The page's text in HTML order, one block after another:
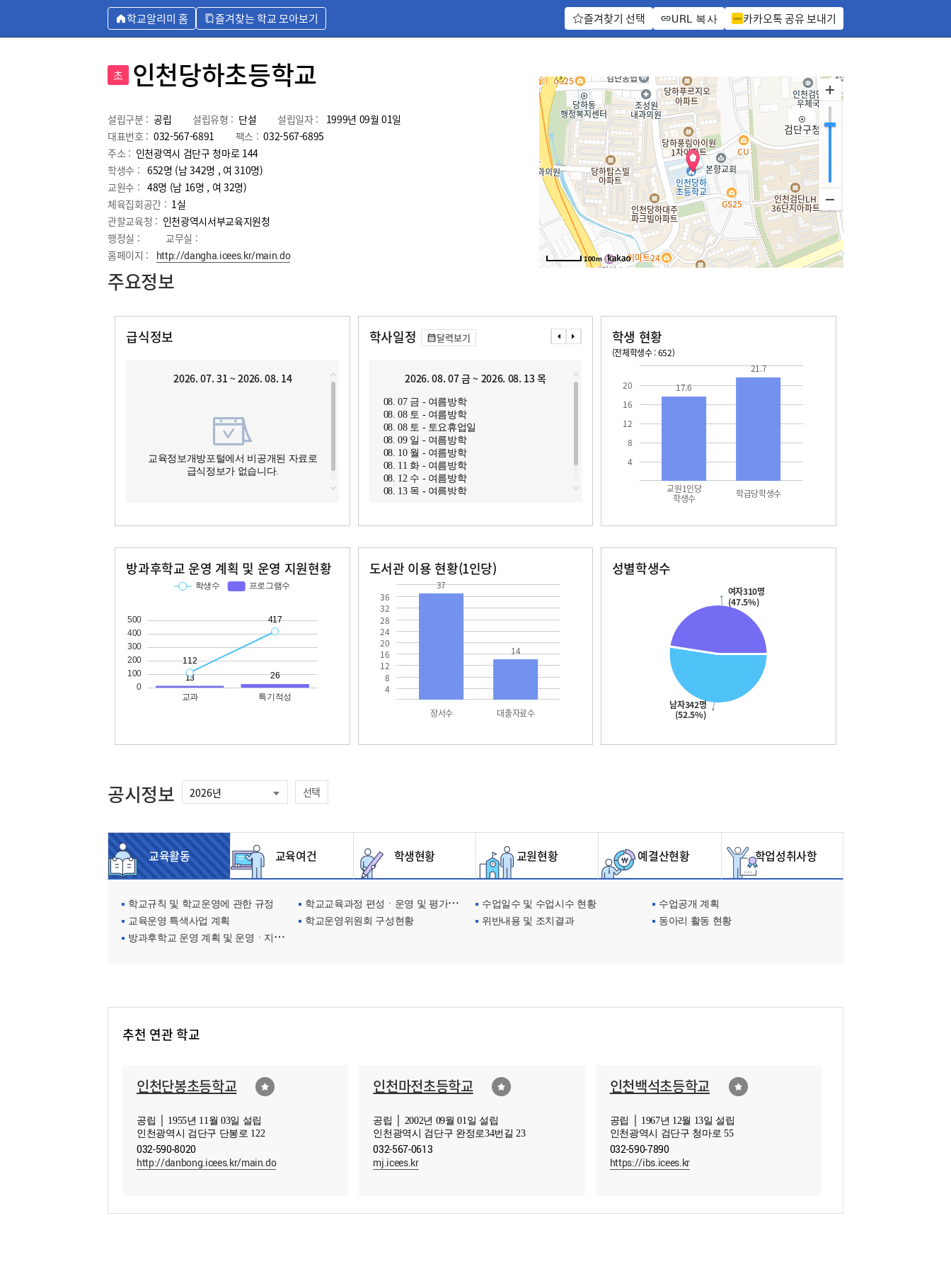
학교알리미 홈 즐겨찾는 학교 모아보기 즐겨찾기 선택 URL 복사 카카오톡 공유 보내기
초 인천당하초등학교
설립구분 : 공립 설립유형 : 단설 설립일자 :
1999년 09월 01일
대표번호 : 032-567-6891 팩스 : 032-567-6895
주소 : 인천광역시 검단구 청마로 144
학생수 : 652명 (남 342명 , 여 310명)
교원수 : 48명 (남 16명 , 여 32명)
체육집회공간 : 1실
관할교육청 : 인천광역시서부교육지원청
행정실 :
교무실 :
홈페이지 :
http://dangha.icees.kr/main.do 100m
주요정보
급식정보
2026. 07. 31 ~ 2026. 08. 14
교육정보개방포털에서 비공개된 자료로
급식정보가 없습니다.
학사일정 달력보기
2026. 08. 07 금 ~ 2026. 08. 13 목
08. 07 금 - 여름방학
08. 08 토 - 여름방학
08. 08 토 - 토요휴업일
08. 09 일 - 여름방학
08. 10 월 - 여름방학
08. 11 화 - 여름방학
08. 12 수 - 여름방학
08. 13 목 - 여름방학
2026. 08. 14 금 ~ 2026. 08. 20 목
08. 14 금 - 여름방학
08. 15 토 - 광복절
08. 16 일 - 여름방학
08. 17 월 - 대체공휴일
08. 18 화 - 여름방학
08. 19 수 - 여름방학
학생 현황
(전체학생수 : 652)
4
8
12
16
20
교원1인당
학생수 학급당학생수
17.6
21.7
방과후학교 운영 계획 및 운영 지원현황 도서관 이용 현황(1인당)
4
8
12
16
20
24
28
32
36
장서수 대출자료수
37
14
성별학생수
남자342명
(52.5%)
여자310명
(47.5%)
공시정보 선택
교육활동 교육여건 학생현황 교원현황 예결산현황 학업성취사항
학교규칙 및 학교운영에 관한 규정 학교교육과정 편성ㆍ운영 및 평가에 관한 사항 수업일수 및 수업시수 현황
수업공개 계획
교육운영 특색사업 계획
학교운영위원회 구성현황 위반내용 및 조치결과
동아리 활동 현황
방과후학교 운영 계획 및 운영ㆍ지원현황
추천 연관 학교
인천단봉초등학교
공립 │ 1955년 11월 03일 설립
인천광역시 검단구 단봉로 122
032-590-8020
http://danbong.icees.kr/main.do
인천마전초등학교
공립 │ 2002년 09월 01일 설립
인천광역시 검단구 완정로34번길 23
032-567-0613
mj.icees.kr
인천백석초등학교
공립 │ 1967년 12월 13일 설립
인천광역시 검단구 청마로 55
032-590-7890
https://ibs.icees.kr